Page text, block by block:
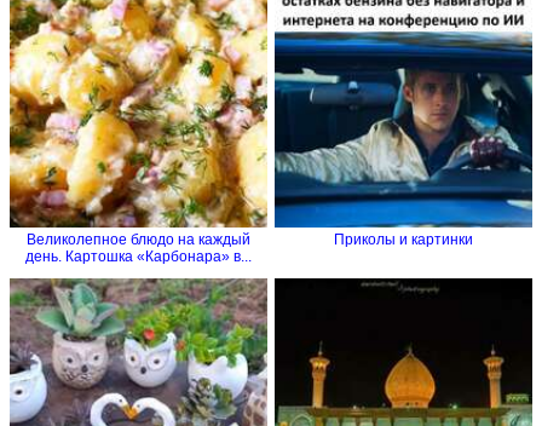
Великолепное блюдо на каждый
день. Картошка «Карбонара» в...
Приколы и картинки